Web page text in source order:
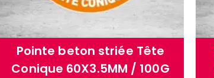
Pointe beton striée Tête
Conique 60X3.5MM / 100G